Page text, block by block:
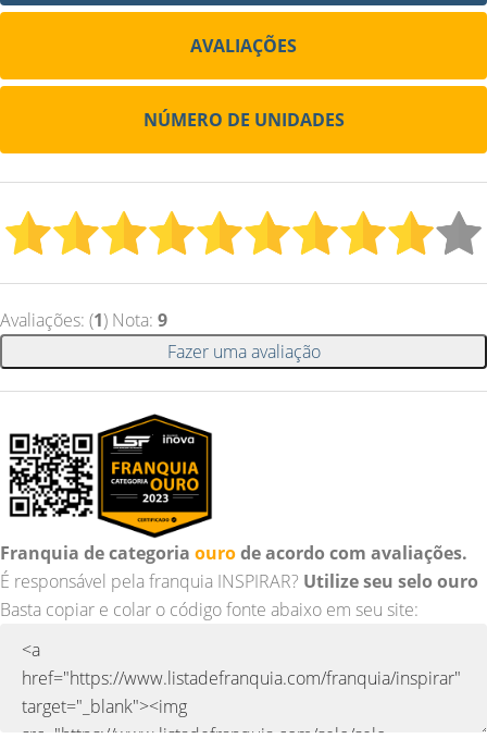
AVALIAÇÕES
NÚMERO DE UNIDADES
Avaliações: (1) Nota: 9
Fazer uma avaliação
Franquia de categoria ourode acordo com avaliações.
É responsável pela franquia INSPIRAR? Utilize seu selo ouro
Basta copiar e colar o código fonte abaixo em seu site: